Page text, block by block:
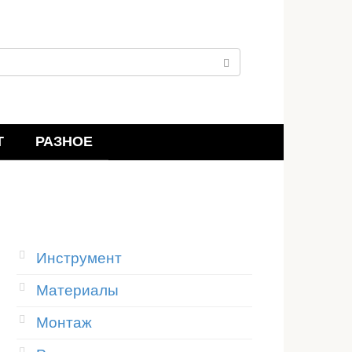
РАЗНОЕ
Инструмент
Материалы
Монтаж